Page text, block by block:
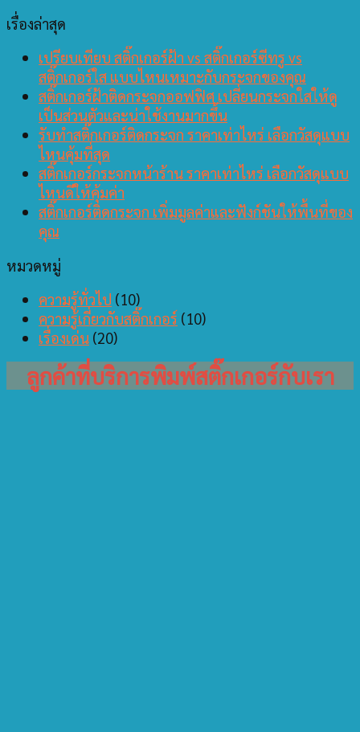
เรื่องล่าสุด
เปรียบเทียบ สติ๊กเกอร์ฝ้า vs สติ๊กเกอร์ซีทรู vs
สติ๊กเกอร์ใส แบบไหนเหมาะกับกระจกของคุณ
สติ๊กเกอร์ฝ้าติดกระจกออฟฟิศ เปลี่ยนกระจกใสให้ดู
เป็นส่วนตัวและน่าใช้งานมากขึ้น
รับทำสติ๊กเกอร์ติดกระจก ราคาเท่าไหร่ เลือกวัสดุแบบ
ไหนคุ้มที่สุด
สติ๊กเกอร์กระจกหน้าร้าน ราคาเท่าไหร่ เลือกวัสดุแบบ
ไหนดีให้คุ้มค่า
สติ๊กเกอร์ติดกระจก เพิ่มมูลค่าและฟังก์ชันให้พื้นที่ของ
คุณ
หมวดหมู่
ความรู้ทั่วไป (10)
ความรู้เกี่ยวกับสติ๊กเกอร์ (10)
เรื่องเด่น (20)
ลูกค้าที่บริการพิมพ์สติ๊กเกอร์กับเรา